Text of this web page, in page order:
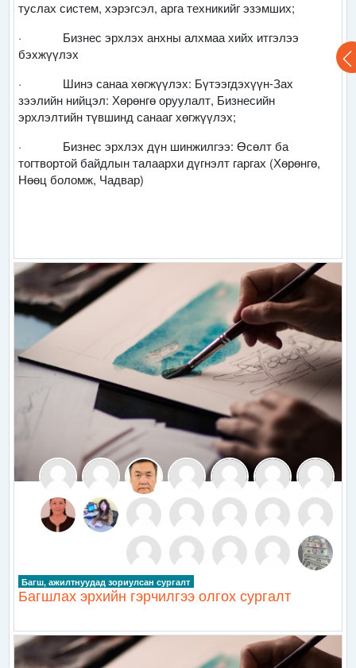
туслах систем, хэрэгсэл, арга техникийг эзэмших;
· Бизнес эрхлэх анхны алхмаа хийх итгэлээ
бэхжүүлэх
· Шинэ санаа хөгжүүлэх: Бүтээгдэхүүн-Зах
зээлийн нийцэл: Хөрөнгө оруулалт, Бизнесийн
эрхлэлтийн түвшинд санааг хөгжүүлэх;
· Бизнес эрхлэх дүн шинжилгээ: Өсөлт ба
тогтвортой байдлын талаархи дүгнэлт гаргах (Хөрөнгө,
Нөөц боломж, Чадвар)
Багш, ажилтнуудад зориулсан сургалт
Багшлах эрхийн гэрчилгээ олгох сургалт